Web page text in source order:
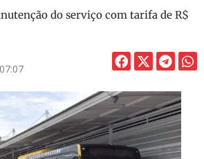
do serviço com tarifa de R$